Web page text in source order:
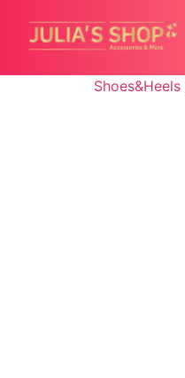
Shoes&Heels